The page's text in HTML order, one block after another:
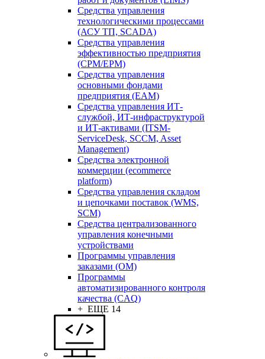
Средства управления
технологическими процессами
(АСУ ТП, SCADA)
Средства управления
эффективностью предприятия
(CPM/EPM)
Средства управления
основными фондами
предприятия (EAM)
Средства управления ИТ-
службой, ИТ-инфраструктурой
и ИТ-активами (ITSM-
ServiceDesk, SCCM, Asset
Management)
Средства электронной
коммерции (ecommerce
platform)
Средства управления складом
и цепочками поставок (WMS,
SCM)
Средства централизованного
управления конечными
устройствами
Программы управления
заказами (OM)
Программы
автоматизированного контроля
качества (CAQ)
+ ЕЩЕ 14